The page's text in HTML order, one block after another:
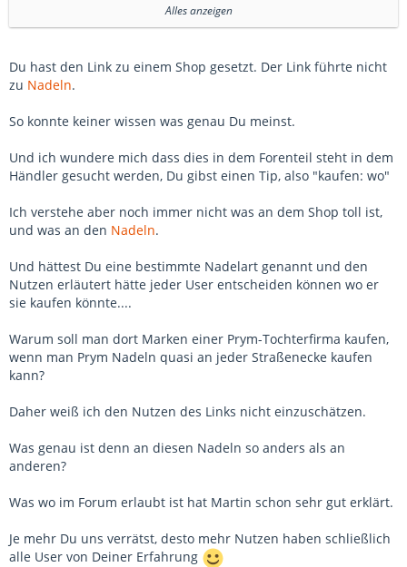
Was ich jetzt nicht verstehe, warum darf ich nur die Nadelmarke
Ich wollte hier auch nur einen Tip geben, da ich sehr begeistert
gekommen ist.
LG Andrea
Alles anzeigen
Du hast den Link zu einem Shop gesetzt. Der Link führte nicht
zu Nadeln.
So konnte keiner wissen was genau Du meinst.
Und ich wundere mich dass dies in dem Forenteil steht in dem
Händler gesucht werden, Du gibst einen Tip, also "kaufen: wo"
Ich verstehe aber noch immer nicht was an dem Shop toll ist,
und was an den Nadeln.
Und hättest Du eine bestimmte Nadelart genannt und den
Nutzen erläutert hätte jeder User entscheiden können wo er
sie kaufen könnte....
Warum soll man dort Marken einer Prym-Tochterfirma kaufen,
wenn man Prym Nadeln quasi an jeder Straßenecke kaufen
kann?
Daher weiß ich den Nutzen des Links nicht einzuschätzen.
Was genau ist denn an diesen Nadeln so anders als an
anderen?
Was wo im Forum erlaubt ist hat Martin schon sehr gut erklärt.
Je mehr Du uns verrätst, desto mehr Nutzen haben schließlich
alle User von Deiner Erfahrung